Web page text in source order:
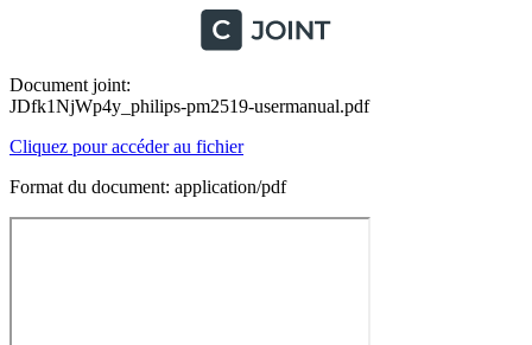
Document joint:
JDfk1NjWp4y_philips-pm2519-usermanual.pdf
Cliquez pour accéder au fichier
Format du document: application/pdf